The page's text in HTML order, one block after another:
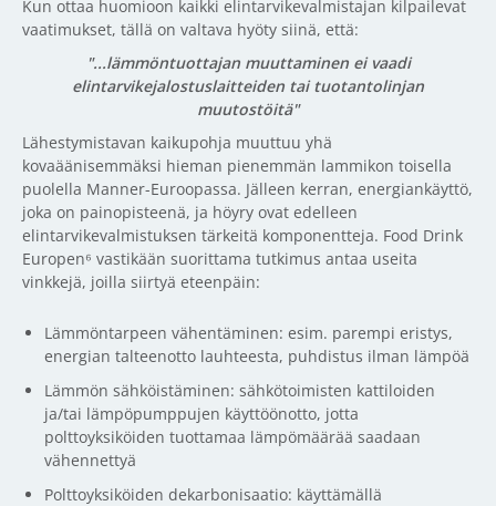
Kun ottaa huomioon kaikki elintarvikevalmistajan kilpailevat
vaatimukset, tällä on valtava hyöty siinä, että:
"...lämmöntuottajan muuttaminen ei vaadi
elintarvikejalostuslaitteiden tai tuotantolinjan
muutostöitä"
Lähestymistavan kaikupohja muuttuu yhä
kovaäänisemmäksi hieman pienemmän lammikon toisella
puolella Manner-Euroopassa. Jälleen kerran, energiankäyttö,
joka on painopisteenä, ja höyry ovat edelleen
elintarvikevalmistuksen tärkeitä komponentteja. Food Drink
Europen⁶ vastikään suorittama tutkimus antaa useita
vinkkejä, joilla siirtyä eteenpäin:
Lämmöntarpeen vähentäminen: esim. parempi eristys,
energian talteenotto lauhteesta, puhdistus ilman lämpöä
Lämmön sähköistäminen: sähkötoimisten kattiloiden
ja/tai lämpöpumppujen käyttöönotto, jotta
polttoyksiköiden tuottamaa lämpömäärää saadaan
vähennettyä
Polttoyksiköiden dekarbonisaatio: käyttämällä